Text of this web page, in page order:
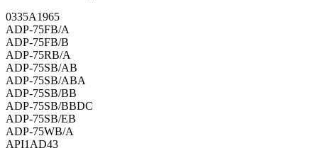
0335A1965
ADP-75FB/A
ADP-75FB/B
ADP-75RB/A
ADP-75SB/AB
ADP-75SB/ABA
ADP-75SB/BB
ADP-75SB/BBDC
ADP-75SB/EB
ADP-75WB/A
API1AD43